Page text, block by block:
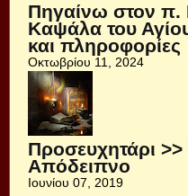
Πηγαίνω στον π.
Καψάλα του
και πληροφορίες
Οκτωβρίου 11, 2024
Προσευχητάρι
Απόδειπνο
Ιουνίου 07, 2019